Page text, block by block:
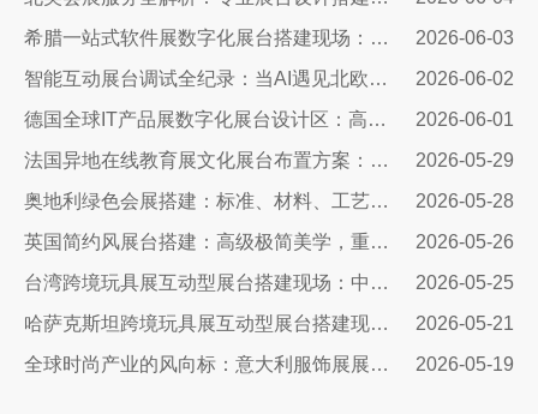
希腊一站式软件展数字化展台搭建现场：科技赋能出海，打造欧洲数字展示新标杆
2026-06-03
智能互动展台调试全纪录：当AI遇见北欧展厅，一场技术与匠心交手的硬仗
2026-06-02
德国全球IT产品展数字化展台设计区：高端科技展台搭建核心方案
2026-06-01
法国异地在线教育展文化展台布置方案：兼顾品牌质感与引流转化
2026-05-29
奥地利绿色会展搭建：标准、材料、工艺与落地全解
2026-05-28
英国简约风展台搭建：高级极简美学，重塑国际展会品牌展示质感
2026-05-26
台湾跨境玩具展互动型展台搭建现场：中励展览设计搭建公司
2026-05-25
哈萨克斯坦跨境玩具展互动型展台搭建现场｜从图纸到落地，打造中亚流量标杆展台
2026-05-21
全球时尚产业的风向标：意大利服饰展展台设计公司
2026-05-19